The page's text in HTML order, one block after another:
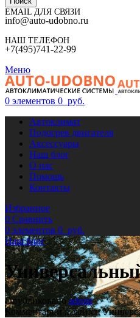
EMAIL ДЛЯ СВЯЗИ
info@auto-udobno.ru
НАШ ТЕЛЕФОН
+7(495)741-22-99
Меню
0 элементов 0 руб.
Автоклимат
Подогрев двигателя
Аксессуары
Наш блог
О нас
Помощь
Контакты
Избранное
0 Сравнить
0 элементов 0 руб.
Наш блог
Опубликовано admin
Комментарии к записи